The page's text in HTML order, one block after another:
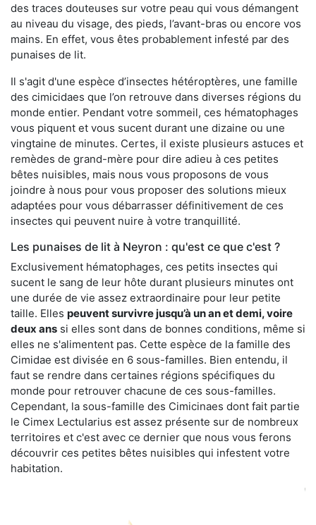
des traces douteuses sur votre peau qui vous démangent
au niveau du visage, des pieds, l’avant-bras ou encore vos
mains. En effet, vous êtes probablement infesté par des
punaises de lit.
Il s'agit d'une espèce d’insectes hétéroptères, une famille
des cimicidaes que l’on retrouve dans diverses régions du
monde entier. Pendant votre sommeil, ces hématophages
vous piquent et vous sucent durant une dizaine ou une
vingtaine de minutes. Certes, il existe plusieurs astuces et
remèdes de grand-mère pour dire adieu à ces petites
bêtes nuisibles, mais nous vous proposons de vous
joindre à nous pour vous proposer des solutions mieux
adaptées pour vous débarrasser définitivement de ces
insectes qui peuvent nuire à votre tranquillité.
Les punaises de lit à Neyron : qu'est ce que c'est ?
Exclusivement hématophages, ces petits insectes qui
sucent le sang de leur hôte durant plusieurs minutes ont
une durée de vie assez extraordinaire pour leur petite
taille. Elles peuvent survivre jusqu’à un an et demi, voire
deux ans si elles sont dans de bonnes conditions, même si
elles ne s'alimentent pas. Cette espèce de la famille des
Cimidae est divisée en 6 sous-familles. Bien entendu, il
faut se rendre dans certaines régions spécifiques du
monde pour retrouver chacune de ces sous-familles.
Cependant, la sous-famille des Cimicinaes dont fait partie
le Cimex Lectularius est assez présente sur de nombreux
territoires et c'est avec ce dernier que nous vous ferons
découvrir ces petites bêtes nuisibles qui infestent votre
habitation.